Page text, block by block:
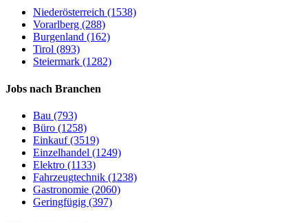
Niederösterreich (1538)
Vorarlberg (288)
Burgenland (162)
Tirol (893)
Steiermark (1282)
Jobs nach Branchen
Bau (793)
Büro (1258)
Einkauf (3519)
Einzelhandel (1249)
Elektro (1133)
Fahrzeugtechnik (1238)
Gastronomie (2060)
Geringfügig (397)